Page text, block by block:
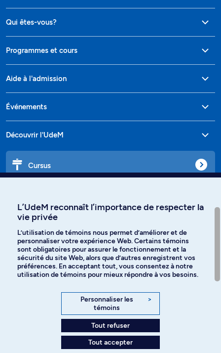
Qui êtes-vous?
Programmes et cours
Aide à l'admission
Événements
Découvrir l'UdeM
Cursus
Langues
Facebook Instagram
YouTube
Politique de confidentialité
L’UdeM reconnaît l’importance de respecter la
vie privée
L’utilisation de témoins nous permet d’améliorer et de
personnaliser votre expérience Web. Certains témoins
sont obligatoires pour assurer le fonctionnement et la
sécurité du site Web, alors que d’autres enregistrent vos
préférences. En acceptant tout, vous consentez à notre
utilisation de témoins pour mieux répondre à vos besoins.
Personnaliser les
témoins
>
Tout refuser
Tout accepter